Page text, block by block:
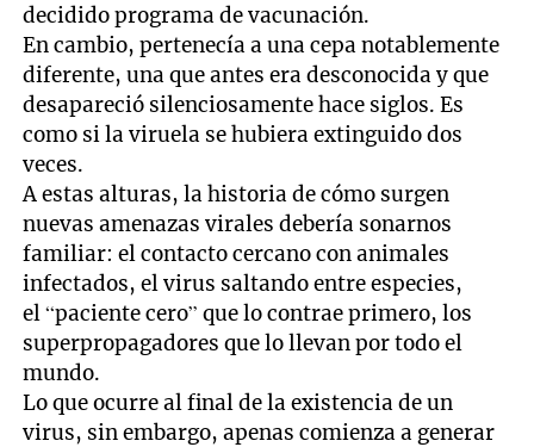
decidido programa de vacunación.
En cambio, pertenecía a una cepa notablemente
diferente, una que antes era desconocida y que
desapareció silenciosamente hace siglos. Es
como si la viruela se hubiera extinguido dos
veces.
A estas alturas, la historia de cómo surgen
nuevas amenazas virales debería sonarnos
familiar: el contacto cercano con animales
infectados, el virus saltando entre especies,
el “paciente cero” que lo contrae primero, los
superpropagadores que lo llevan por todo el
mundo.
Lo que ocurre al final de la existencia de un
virus, sin embargo, apenas comienza a generar